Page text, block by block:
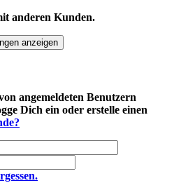
anderen Kunden.
anzeigen
angemeldeten Benutzern
Dich ein oder erstelle einen